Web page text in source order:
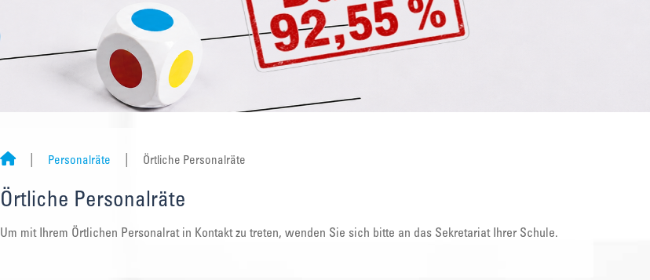
Personalräte Örtliche Personalräte
Örtliche Personalräte
Um mit Ihrem Örtlichen Personalrat in Kontakt zu treten, wenden Sie sich bitte an das Sekretariat Ihrer Schule.